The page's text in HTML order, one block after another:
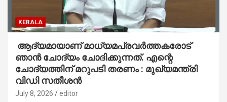
KERALA
ആദ്യമായാണ് മാധ്യമപ്രവര്‍ത്തകരോട്
ഞാന്‍ ചോദ്യം ചോദിക്കുന്നത്. എന്റെ
ചോദ്യത്തിന് മറുപടി തരണം : മുഖ്യമന്ത്രി
വിഡി സതീശൻ
July 8, 2026 editor